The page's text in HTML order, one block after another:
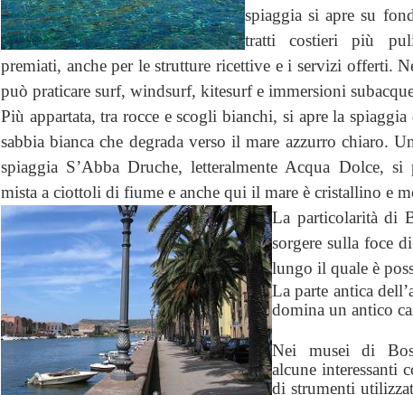
spiaggia si apre su
tratti costieri più
premiati, anche per le strutture ricettive e i servizi offerti.
può praticare surf, windsurf, kitesurf e immersioni
Più appartata, tra rocce e scogli bianchi, si apre la
sabbia bianca che degrada verso il mare azzurro chiaro.
spiaggia S’Abba Druche, letteralmente Acqua Dolce, si
mista a ciottoli di fiume e anche qui il mare è cristallino e
La particolarità di
sorgere sulla foce
lungo il quale è
La parte antica
domina un antico
Nei musei di
alcune interessanti
di strumenti